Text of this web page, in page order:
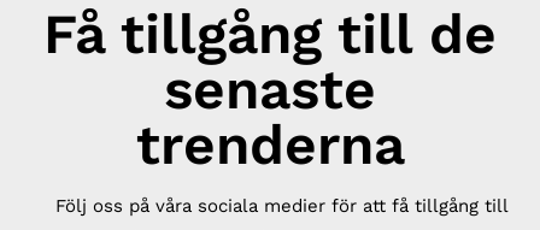
Få tillgång till de
senaste
trenderna
Följ oss på våra sociala medier för att få tillgång till